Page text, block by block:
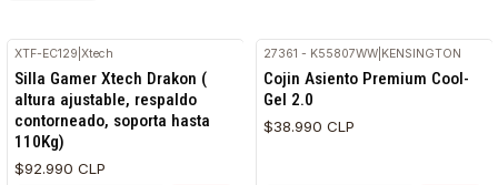
XTF-EC129 |Xtech
Silla Gamer Xtech Drakon (
altura ajustable, respaldo
contorneado, soporta hasta
110Kg)
$92.990 CLP
27361 - K55807WW KENSINGTON
Cojin Asiento Premium Cool-
Gel 2.0
$38.990 CLP